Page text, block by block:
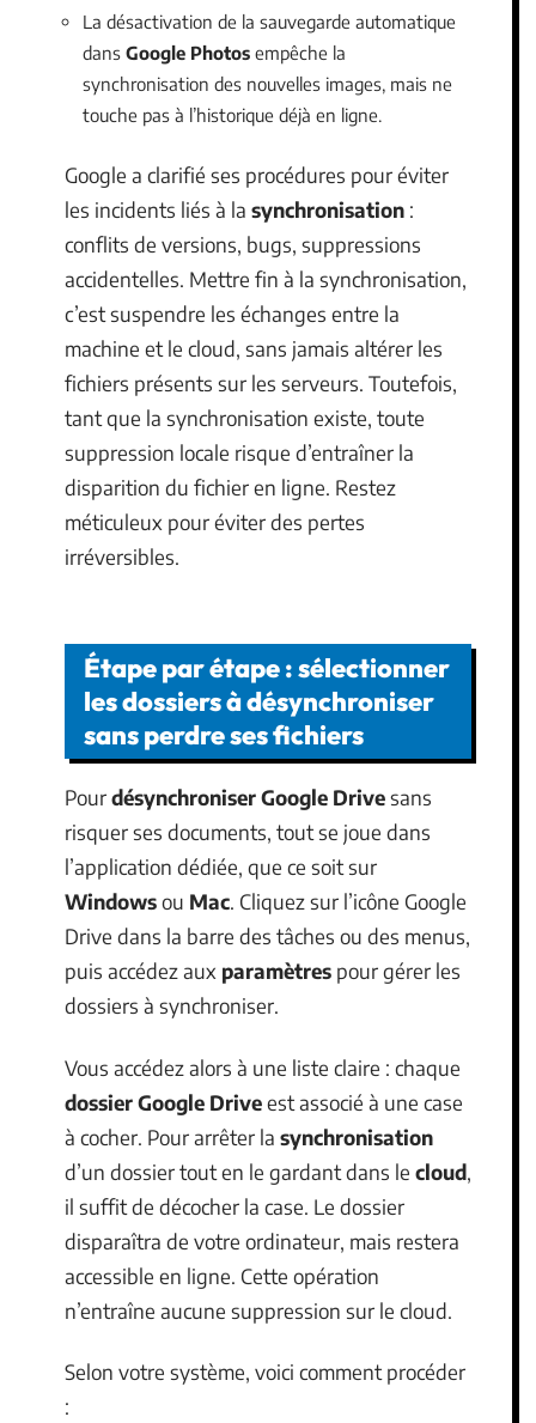
La désactivation de la sauvegarde automatique
dans Google Photos empêche la
synchronisation des nouvelles images, mais ne
touche pas à l’historique déjà en ligne.
Google a clarifié ses procédures pour éviter
les incidents liés à la synchronisation :
conflits de versions, bugs, suppressions
accidentelles. Mettre fin à la synchronisation,
c’est suspendre les échanges entre la
machine et le cloud, sans jamais altérer les
fichiers présents sur les serveurs. Toutefois,
tant que la synchronisation existe, toute
suppression locale risque d’entraîner la
disparition du fichier en ligne. Restez
méticuleux pour éviter des pertes
irréversibles.
Étape par étape : sélectionner
les dossiers à désynchroniser
sans perdre ses fichiers
Pourdésynchroniser Google Drivesans
risquer ses documents, tout se joue dans
l’application dédiée, que ce soit sur
Windowsou Mac. Cliquez sur l’icône Google
Drive dans la barre des tâches ou des menus,
puis accédez aux paramètres pour gérer les
dossiers à synchroniser.
Vous accédez alors à une liste claire : chaque
dossier Google Driveest associé à une case
à cocher. Pour arrêter la synchronisation
d’un dossier tout en le gardant dans le cloud,
il suffit de décocher la case. Le dossier
disparaîtra de votre ordinateur, mais restera
accessible en ligne. Cette opération
n’entraîne aucune suppression sur le cloud.
Selon votre système, voici comment procéder
: